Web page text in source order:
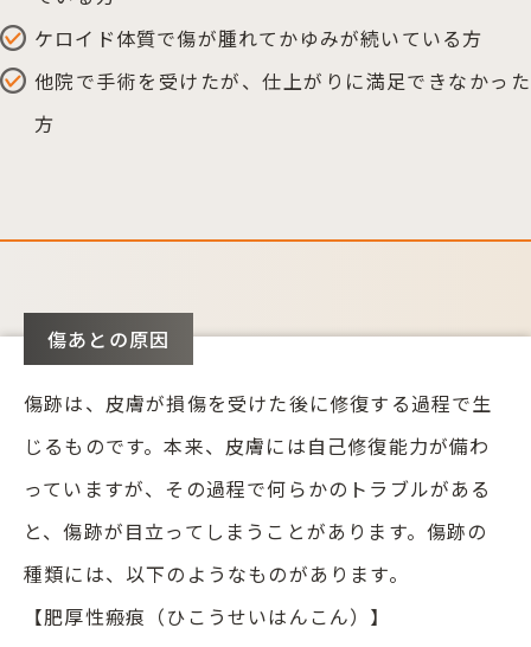
ケロイド体質で傷が腫れてかゆみが続いている方
他院で手術を受けたが、仕上がりに満足できなかった
方
傷あとの原因
傷跡は、皮膚が損傷を受けた後に修復する過程で生
じるものです。本来、皮膚には自己修復能力が備わ
っていますが、その過程で何らかのトラブルがある
と、傷跡が目立ってしまうことがあります。傷跡の
種類には、以下のようなものがあります。
【肥厚性瘢痕（ひこうせいはんこん）】